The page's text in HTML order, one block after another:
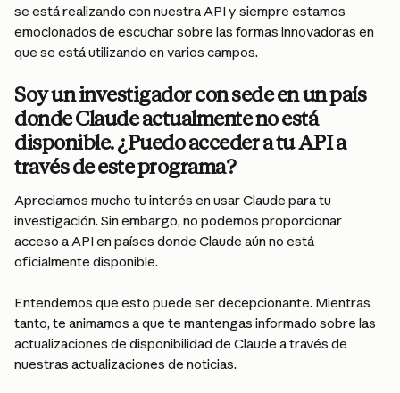
se está realizando con nuestra API y siempre estamos
emocionados de escuchar sobre las formas innovadoras en
que se está utilizando en varios campos.
Soy un investigador con sede en un país
donde Claude actualmente no está
disponible. ¿Puedo acceder a tu API a
través de este programa?
Apreciamos mucho tu interés en usar Claude para tu
investigación. Sin embargo, no podemos proporcionar
acceso a API en países donde Claude aún no está
oficialmente disponible.
Entendemos que esto puede ser decepcionante. Mientras
tanto, te animamos a que te mantengas informado sobre las
actualizaciones de disponibilidad de Claude a través de
nuestras actualizaciones de noticias.